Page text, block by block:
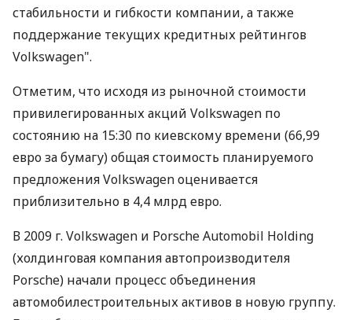
стабильности и гибкости компании, а также
поддержание текущих кредитных рейтингов
Volkswagen".
Отметим, что исходя из рыночной стоимости
привилегированных акций Volkswagen по
состоянию на 15:30 по киевскому времени (66,99
евро за бумагу) общая стоимость планируемого
предложения Volkswagen оценивается
приблизительно в 4,4 млрд евро.
В 2009 г. Volkswagen и Porsche Automobil Holding
(холдинговая компания автопроизводителя
Porsche) начали процесс объединения
автомобилестроительных активов в новую группу.